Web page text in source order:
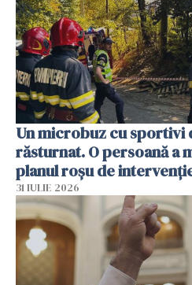
Un microbuz cu sportivi
răsturnat. O persoană a
planul roșu de
31 IULIE 2026